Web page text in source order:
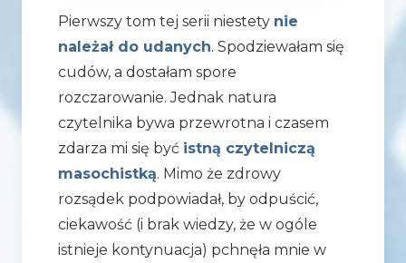
Pierwszy tom tej serii niestety nie
należał do udanych. Spodziewałam się
cudów, a dostałam spore
rozczarowanie. Jednak natura
czytelnika bywa przewrotna i czasem
zdarza mi się być istną czytelniczą
masochistką. Mimo że zdrowy
rozsądek podpowiadał, by odpuścić,
ciekawość (i brak wiedzy, że w ogóle
istnieje kontynuacja) pchnęła mnie w